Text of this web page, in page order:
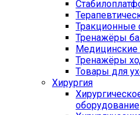
Тракционные
Тренажёры
Тренажёры
Товары для
Хирургия
оборудование